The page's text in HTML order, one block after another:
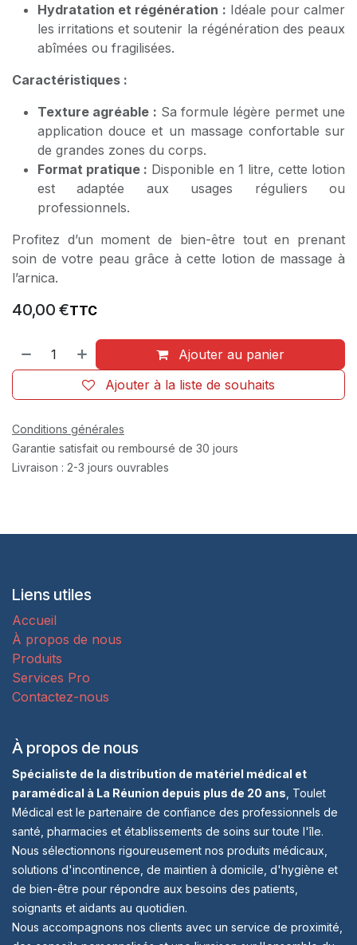
Hydratation et régénération : Idéale pour calmer
les irritations et soutenir la régénération des peaux
abîmées ou fragilisées.
Caractéristiques :
Texture agréable : Sa formule légère permet une
application douce et un massage confortable sur
de grandes zones du corps.
Format pratique : Disponible en 1 litre, cette lotion
est adaptée aux usages réguliers ou
professionnels.
Profitez d’un moment de bien-être tout en prenant
soin de votre peau grâce à cette lotion de massage à
l’arnica.
40,00 €TTC
Ajouter au panier
Ajouter à la liste de souhaits
Conditions générales
Garantie satisfait ou remboursé de 30 jours
Livraison : 2-3 jours ouvrables
Liens utiles
Accueil
À propos de nous
Produits
Services Pro
Contactez-nous
À propos de nous
Spécialiste de la distribution de matériel médical et
paramédical à La Réunion depuis plus de 20 ans , Toulet
Médical est le partenaire de confiance des professionnels de
santé, pharmacies et établissements de soins sur toute l'île.
Nous sélectionnons rigoureusement nos produits médicaux,
solutions d'incontinence, de maintien à domicile, d'hygiène et
de bien-être pour répondre aux besoins des patients,
soignants et aidants au quotidien.
Nous accompagnons nos clients avec un service de proximité,